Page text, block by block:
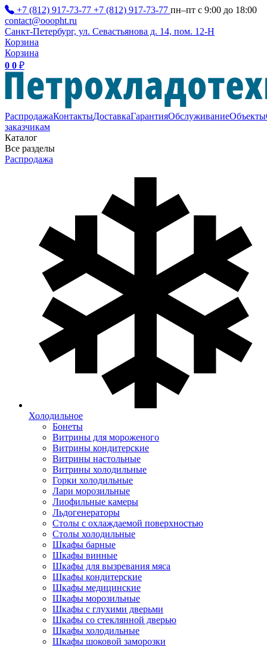
+7 (812) 917-73-77 +7 (812) 917-73-77 пн–пт с 9:00 до 18:00
contact@ooopht.ru
Санкт-Петербург, ул. Севастьянова д. 14, пом. 12-Н
Корзина
Корзина
0 0 ₽
РаспродажаКонтактыДоставкаГарантияОбслуживаниеОбъекты
заказчикам
Каталог
Все разделы
Распродажа
Холодильное
Бонеты
Витрины для мороженого
Витрины кондитерские
Витрины настольные
Витрины холодильные
Горки холодильные
Лари морозильные
Лиофильные камеры
Льдогенераторы
Столы с охлаждаемой поверхностью
Столы холодильные
Шкафы барные
Шкафы винные
Шкафы для вызревания мяса
Шкафы кондитерские
Шкафы медицинские
Шкафы морозильные
Шкафы с глухими дверьми
Шкафы со стеклянной дверью
Шкафы холодильные
Шкафы шоковой заморозки